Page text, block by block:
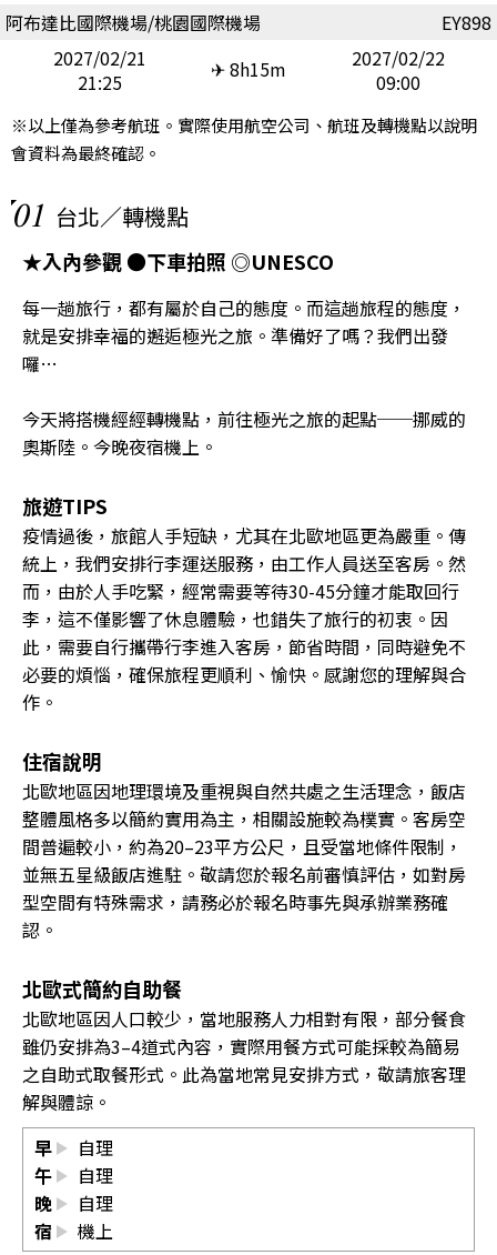
阿布達比國際機場/桃園國際機場
EY898
2027/02/21
21:25
✈ 8h15m
2027/02/22
09:00
※以上僅為參考航班。實際使用航空公司、航班及轉機點以說明
會資料為最終確認。
01 台北／轉機點
★入內參觀 ●下車拍照 ◎UNESCO
每一趟旅行，都有屬於自己的態度。而這趟旅程的態度，
就是安排幸福的邂逅極光之旅。準備好了嗎？我們出發
囉…
今天將搭機經經轉機點，前往極光之旅的起點──挪威的
奧斯陸。今晚夜宿機上。
旅遊TIPS
疫情過後，旅館人手短缺，尤其在北歐地區更為嚴重。傳
統上，我們安排行李運送服務，由工作人員送至客房。然
而，由於人手吃緊，經常需要等待30-45分鐘才能取回行
李，這不僅影響了休息體驗，也錯失了旅行的初衷。因
此，需要自行攜帶行李進入客房，節省時間，同時避免不
必要的煩惱，確保旅程更順利、愉快。感謝您的理解與合
作。
住宿說明
北歐地區因地理環境及重視與自然共處之生活理念，飯店
整體風格多以簡約實用為主，相關設施較為樸實。客房空
間普遍較小，約為20–23平方公尺，且受當地條件限制，
並無五星級飯店進駐。敬請您於報名前審慎評估，如對房
型空間有特殊需求，請務必於報名時事先與承辦業務確
認。
北歐式簡約自助餐
北歐地區因人口較少，當地服務人力相對有限，部分餐食
雖仍安排為3–4道式內容，實際用餐方式可能採較為簡易
之自助式取餐形式。此為當地常見安排方式，敬請旅客理
解與體諒。
早
自理
午
自理
晚
自理
宿
機上